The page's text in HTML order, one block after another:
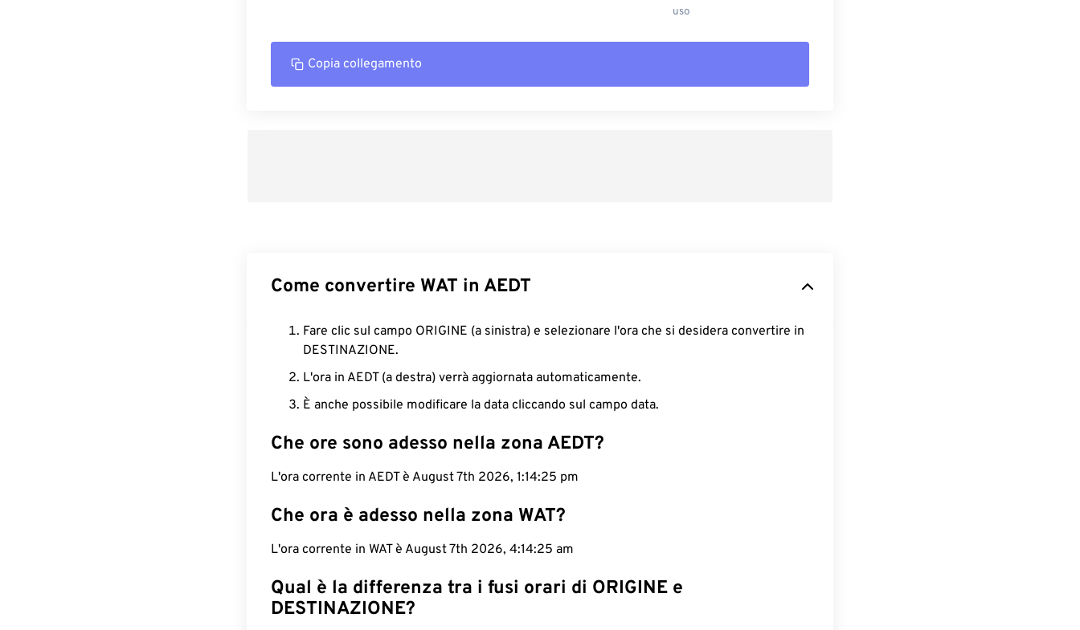
uso
Copia collegamento
Come convertire WAT in AEDT
Fare clic sul campo ORIGINE (a sinistra) e selezionare l'ora che si desidera convertire in
DESTINAZIONE.
L'ora in AEDT (a destra) verrà aggiornata automaticamente.
È anche possibile modificare la data cliccando sul campo data.
Che ore sono adesso nella zona AEDT?
L'ora corrente in AEDT è August 7th 2026, 1:14:26 pm
Che ora è adesso nella zona WAT?
L'ora corrente in WAT è August 7th 2026, 4:14:26 am
Qual è la differenza tra i fusi orari di ORIGINE e
DESTINAZIONE?